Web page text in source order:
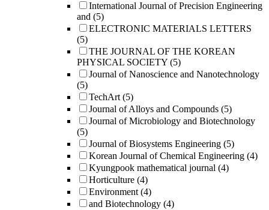
International Journal of Precision Engineering
and (5)
ELECTRONIC MATERIALS LETTERS
(5)
THE JOURNAL OF THE KOREAN
PHYSICAL SOCIETY (5)
Journal of Nanoscience and Nanotechnology
(5)
TechArt (5)
Journal of Alloys and Compounds (5)
Journal of Microbiology and Biotechnology
(5)
Journal of Biosystems Engineering (5)
Korean Journal of Chemical Engineering (4)
Kyungpook mathematical journal (4)
Horticulture (4)
Environment (4)
and Biotechnology (4)